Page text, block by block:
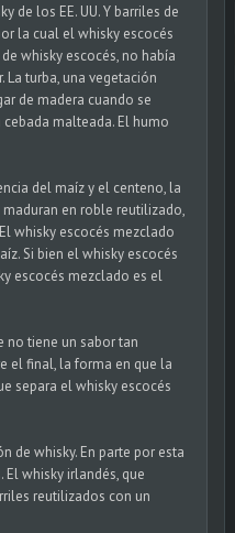
de los EE. UU. Y barriles de
la cual el whisky escocés
whisky escocés, no había
turba, una vegetación
de madera cuando se
malteada. El humo
del maíz y el centeno, la
en roble reutilizado,
whisky escocés mezclado
Si bien el whisky escocés
escocés mezclado es el
no tiene un sabor tan
el final, la forma en que la
separa el whisky escocés
de whisky. En parte por esta
whisky irlandés, que
reutilizados con un